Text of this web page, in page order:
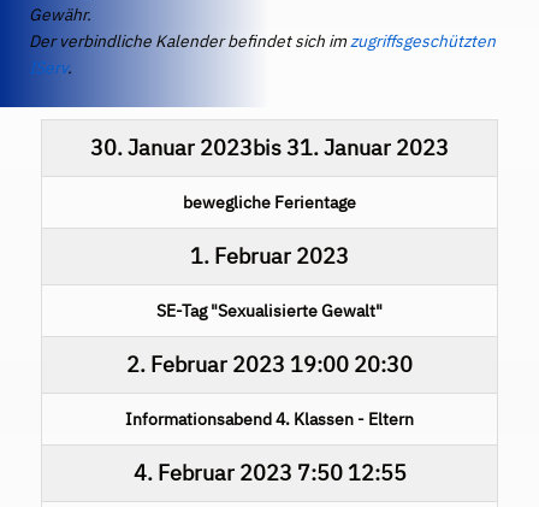
Gewähr.
Der verbindliche Kalender befindet sich imzugriffsgeschützten
IServ.
30. Januar 2023bis31. Januar 2023
bewegliche Ferientage
1. Februar 2023
SE-Tag "Sexualisierte Gewalt"
2. Februar 2023 19:00 20:30
Informationsabend 4. Klassen - Eltern
4. Februar 2023 7:50 12:55